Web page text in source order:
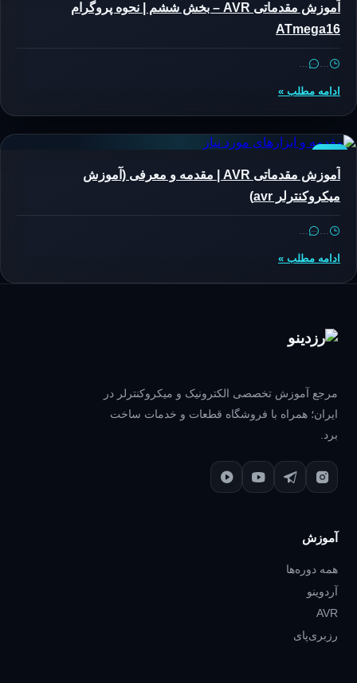
آموزش مقدماتی AVR – بخش ششم | نحوه پروگرام
ATmega16
…
…
ادامه مطلب »
AVR
آموزش مقدماتی AVR | مقدمه و معرفی (آموزش
میکروکنترلر avr)
…
…
ادامه مطلب »
مرجع آموزش تخصصی الکترونیک و میکروکنترلر در
ایران؛ همراه با فروشگاه قطعات و خدمات ساخت
برد.
آموزش
همه دوره‌ها
آردوینو
AVR
رزبری‌پای